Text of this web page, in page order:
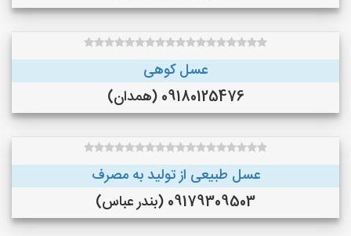
عسل کوهی
09180125476 (همدان)
عسل طبیعی از تولید به مصرف
09179309503 (بندر عباس)